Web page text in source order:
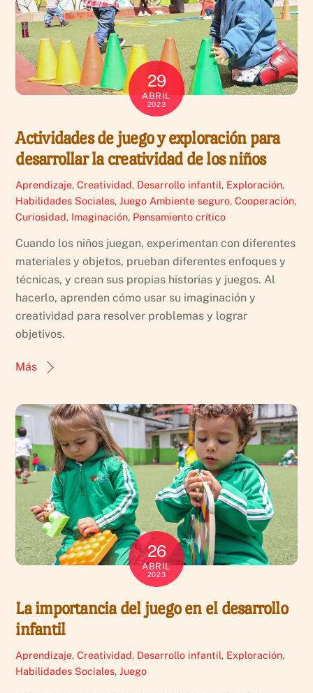
29
ABRIL
2023
Actividades de juego y exploración para
desarrollar la creatividad de los niños
Aprendizaje,Creatividad, Desarrollo infantil, Exploración,
Habilidades Sociales,Juego Ambiente seguro,Cooperación,
Curiosidad, Imaginación, Pensamiento crítico
Cuando los niños juegan, experimentan con diferentes
materiales y objetos, prueban diferentes enfoques y
técnicas, y crean sus propias historias y juegos. Al
hacerlo, aprenden cómo usar su imaginación y
creatividad para resolver problemas y lograr
objetivos.
Más
26
ABRIL
2023
La importancia del juego en el desarrollo
infantil
Aprendizaje,Creatividad, Desarrollo infantil, Exploración,
Habilidades Sociales,Juego